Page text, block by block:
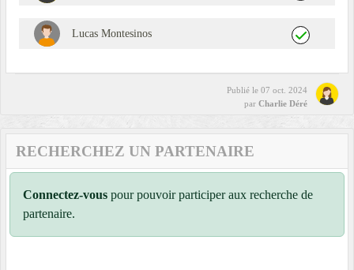
Lucas Montesinos
Publié le 07 oct. 2024
par Charlie Déré
RECHERCHEZ UN PARTENAIRE
Connectez-vous pour pouvoir participer aux recherche de
partenaire.